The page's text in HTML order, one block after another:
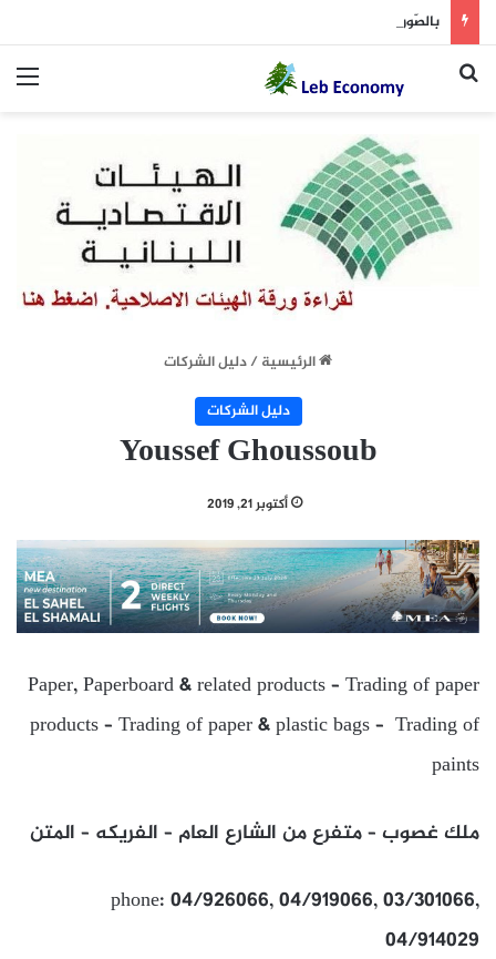
بالصّورة: كم بلغ عدد ضحايا الحرب؟
بحث عن
الرئيسية/دليل الشركات
دليل الشركات
Youssef Ghoussoub
أكتوبر 21, 2019
Paper, Paperboard & related products – Trading of paper
products – Trading of paper & plastic bags – Trading of
paints
ملك غصوب – متفرع من الشارع العام – الفريكه – المتن
phone: 04/926066, 04/919066, 03/301066,
04/914029